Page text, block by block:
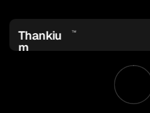
Thankiu
m
TM